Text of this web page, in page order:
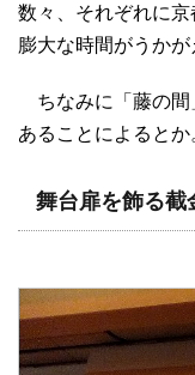
数々、それぞれに
膨大な時間がうかが
ちなみに「藤の間
あることによるとか
舞台扉を飾る截